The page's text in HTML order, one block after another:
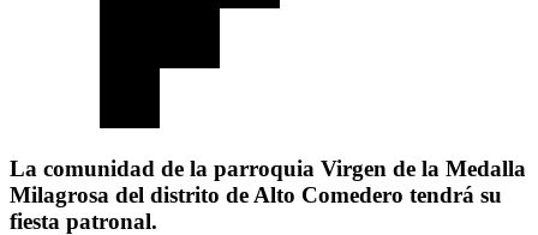
La comunidad de la parroquia Virgen de la Medalla
Milagrosa del distrito de Alto Comedero tendrá su
fiesta patronal.